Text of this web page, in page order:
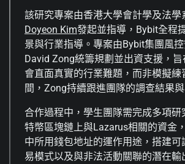
該研究專案由香港大學會計學及法學
Doyeon Kim發起並指導，Bybit全程
景與行業指導。專案由Bybit集團風
David Zong統籌規劃並出資支援，
會直面真實的行業難題，而非模擬練
間，Zong持續跟進團隊的調查結果
合作過程中，學生團隊需完成多項研
特幣區塊鏈上與Lazarus相關的資金
中所用錢包地址的運作用途，搭建可
易模式以及與非法活動關聯的潛在輸